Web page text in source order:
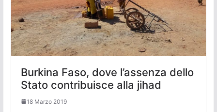
Burkina Faso, dove l’assenza dello
Stato contribuisce alla jihad
18 Marzo 2019